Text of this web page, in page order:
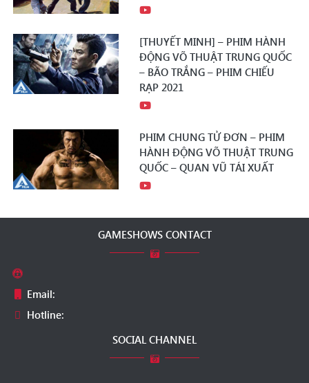
[THUYẾT MINH] – PHIM HÀNH
ĐỘNG VÕ THUẬT TRUNG QUỐC
– BÃO TRẮNG – PHIM CHIẾU
RẠP 2021
PHIM CHUNG TỬ ĐƠN – PHIM
HÀNH ĐỘNG VÕ THUẬT TRUNG
QUỐC – QUAN VŨ TÁI XUẤT
GAMESHOWS CONTACT
Email:
Hotline:
SOCIAL CHANNEL